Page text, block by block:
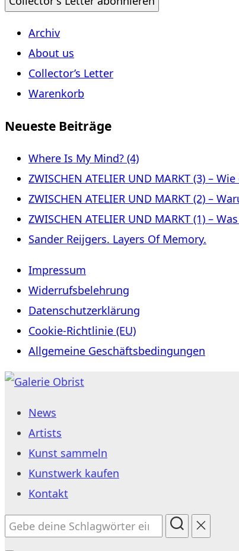
Archiv
About us
Collector’s Letter
Warenkorb
Neueste Beiträge
Where Is My Mind? (4)
ZWISCHEN ATELIER UND MARKT (3) –
ZWISCHEN ATELIER UND MARKT (2) –
ZWISCHEN ATELIER UND MARKT (1) –
Sander Reijgers. Layers Of Memory.
Impressum
Widerrufsbelehrung
Datenschutzerklärung
Cookie-Richtlinie (EU)
Allgemeine Geschäftsbedingungen
Zum
springen
News
Artists
Kunst sammeln
Kunstwerk kaufen
Kontakt
Suchen